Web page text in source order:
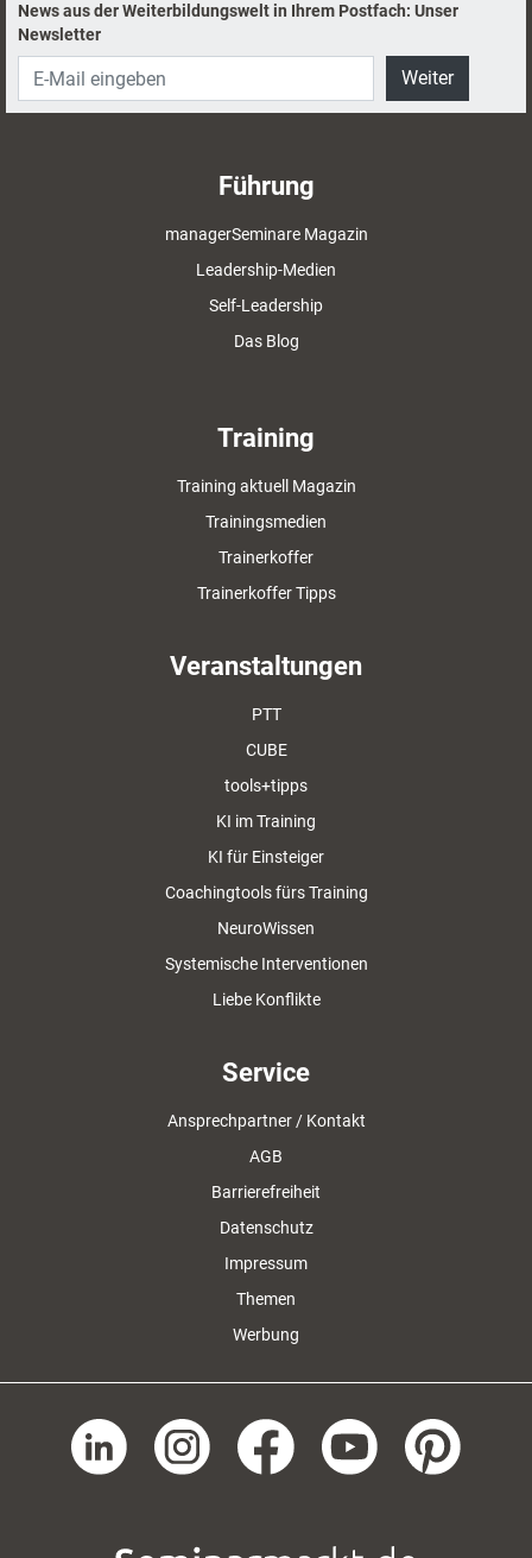
News aus der Weiterbildungswelt in Ihrem Postfach: Unser
Newsletter
Weiter
Führung
managerSeminare Magazin
Leadership-Medien
Self-Leadership
Das Blog
Training
Training aktuell Magazin
Trainingsmedien
Trainerkoffer
Trainerkoffer Tipps
Veranstaltungen
PTT
CUBE
tools+tipps
KI im Training
KI für Einsteiger
Coachingtools fürs Training
NeuroWissen
Systemische Interventionen
Liebe Konflikte
Service
Ansprechpartner / Kontakt
AGB
Barrierefreiheit
Datenschutz
Impressum
Themen
Werbung